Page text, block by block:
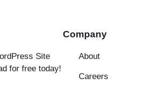
Site
for free today!
Company
About
Careers